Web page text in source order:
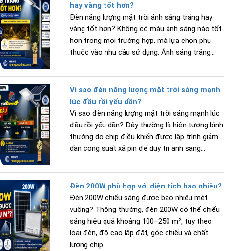
hay vàng tốt hơn?
Đèn năng lượng mặt trời ánh sáng trắng hay
vàng tốt hơn? Không có màu ánh sáng nào tốt
hơn trong mọi trường hợp, mà lựa chọn phụ
thuộc vào nhu cầu sử dụng. Ánh sáng trắng...
Vì sao đèn năng lượng mặt trời sáng mạnh
lúc đầu rồi yếu dần?
Vì sao đèn năng lượng mặt trời sáng mạnh lúc
đầu rồi yếu dần? Đây thường là hiện tượng bình
thường do chip điều khiển được lập trình giảm
dần công suất xả pin để duy trì ánh sáng...
Đèn 200W phù hợp với diện tích bao nhiêu?
Đèn 200W chiếu sáng được bao nhiêu mét
vuông? Thông thường, đèn 200W có thể chiếu
sáng hiệu quả khoảng 100–250 m², tùy theo
loại đèn, độ cao lắp đặt, góc chiếu và chất
lượng chip...